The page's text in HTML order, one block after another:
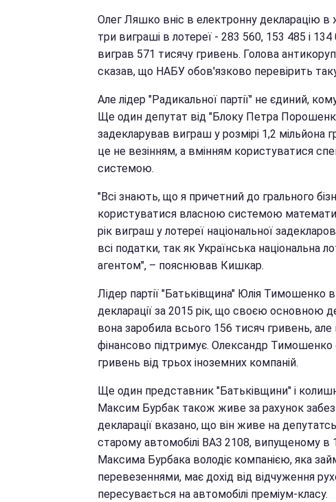
Олег Ляшко вніс в електронну декларацію в
три виграші в лотереї - 283 560, 153 485 і
виграв 571 тисячу гривень. Голова
сказав, що НАБУ обов'язково перевірить
Але лідер "Радикальної партії" не єдиний,
Ще один депутат від "Блоку Петра
задекларував виграш у розмірі 1,2 мільйона
це не везінням, а вмінням користуватися
системою.
"Всі знають, що я причетний до грального
користуватися власною системою
рік виграш у лотереї національної
всі податки, так як Українська національна
агентом", – пояснював Кишкар.
Лідер партії "Батьківщина" Юлія Тимошенко
декларації за 2015 рік, що своєю основною
вона заробила всього 156 тисяч гривень, але
фінансово підтримує. Олександр Тимошенко
гривень від трьох іноземних компаній.
Ще один представник "Батьківщини" і
Максим Бурбак також живе за рахунок
декларації вказано, що він живе на
старому автомобілі ВАЗ 2108, випущеному в
Максима Бурбака володіє компанією, яка
перевезеннями, має дохід від відчуження
пересувається на автомобілі преміум-класу.